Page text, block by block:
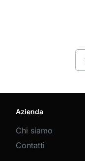
Azienda
Chi siamo
Contatti